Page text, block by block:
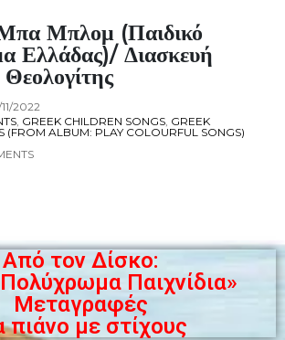
Μπλομ (παιδικό
Ελλάδας)/ Διασκευή
2022
, GREEK CHILDREN SONGS, GREEK
(FROM ALBUM: PLAY COLOURFUL SONGS)
Από τον Δίσκο:
Παιχνίδια»
Μεταγραφές
πιάνο με στίχους